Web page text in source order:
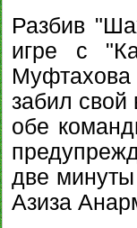
Разбив
игре с
забил свой
обе
две
Азиза